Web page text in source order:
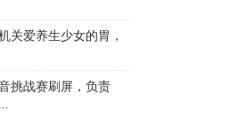
关爱养生少女的胃，
挑战赛刷屏，负责